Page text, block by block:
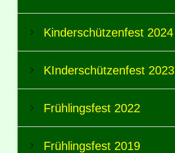
Kinderschützenfest 2024
KInderschützenfest 2023
Frühlingsfest 2022
Frühlingsfest 2019